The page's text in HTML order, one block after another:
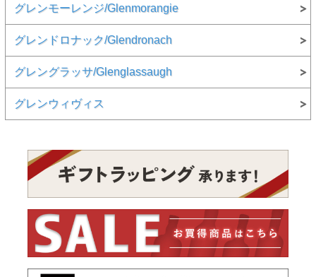
グレンモーレンジ/Glenmorangie
グレンドロナック/Glendronach
グレングラッサ/Glenglassaugh
グレンウィヴィス